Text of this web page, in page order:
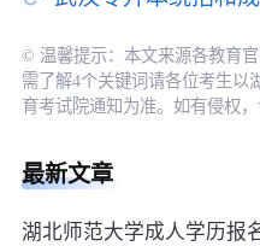
© 温馨提示：本文来源各教育
需了解4个关键词请各位考生以
育考试院通知为准。如有侵权，
最新文章
湖北师范大学成人学历报